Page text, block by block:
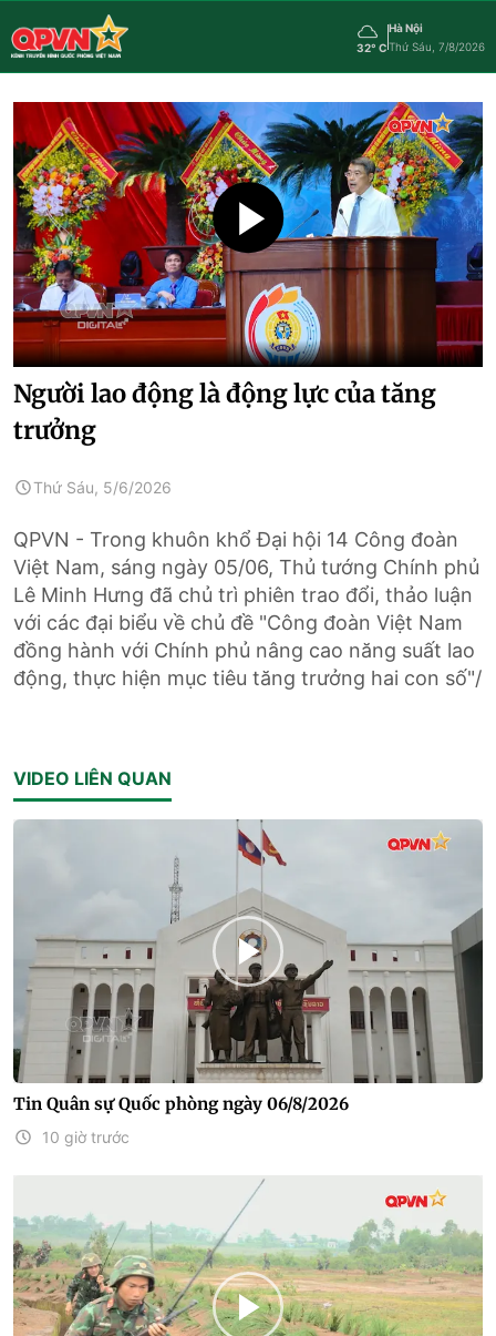
32° C
Hà Nội
Thứ Sáu, 7/8/2026
Người lao động là động lực của tăng
trưởng
Thứ Sáu, 5/6/2026
QPVN - Trong khuôn khổ Đại hội 14 Công đoàn
Việt Nam, sáng ngày 05/06, Thủ tướng Chính phủ
Lê Minh Hưng đã chủ trì phiên trao đổi, thảo luận
với các đại biểu về chủ đề "Công đoàn Việt Nam
đồng hành với Chính phủ nâng cao năng suất lao
động, thực hiện mục tiêu tăng trưởng hai con số"/
VIDEO LIÊN QUAN
Tin Quân sự Quốc phòng ngày 06/8/2026
10 giờ trước